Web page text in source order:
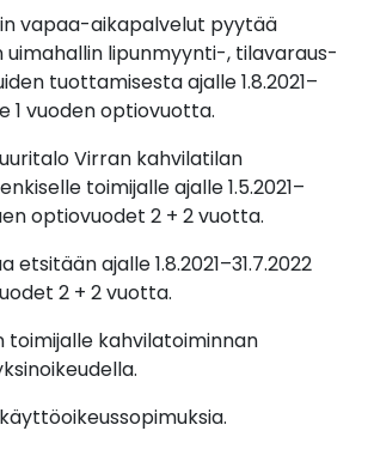
vapaa-aikapalvelut pyytää
uimahallin lipunmyynti-, tilavaraus-
tuottamisesta ajalle 1.8.2021–
1 vuoden optiovuotta.
Virran kahvilatilan
toimijalle ajalle 1.5.2021–
optiovuodet 2 + 2 vuotta.
etsitään ajalle 1.8.2021–31.7.2022
2 + 2 vuotta.
toimijalle kahvilatoiminnan